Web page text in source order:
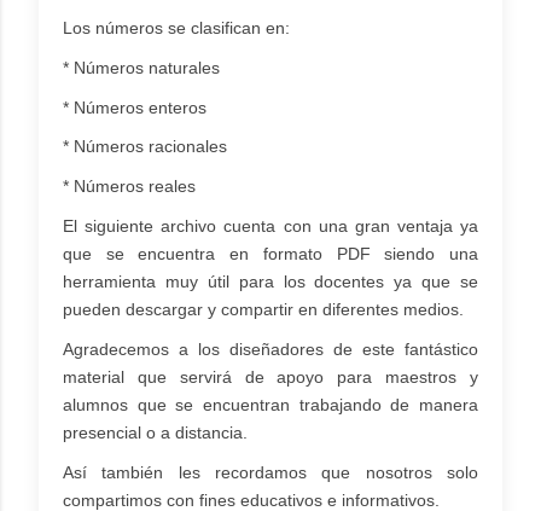
Los números se clasifican en:
* Números naturales
* Números enteros
* Números racionales
* Números reales
El siguiente archivo cuenta con una gran ventaja ya
que se encuentra en formato PDF siendo una
herramienta muy útil para los docentes ya que se
pueden descargar y compartir en diferentes medios.
Agradecemos a los diseñadores de este fantástico
material que servirá de apoyo para maestros y
alumnos que se encuentran trabajando de manera
presencial o a distancia.
Así también les recordamos que nosotros solo
compartimos con fines educativos e informativos.